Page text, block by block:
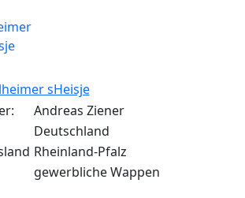
sHeisje
Andreas Ziener
Deutschland
Rheinland-Pfalz
gewerbliche Wappen